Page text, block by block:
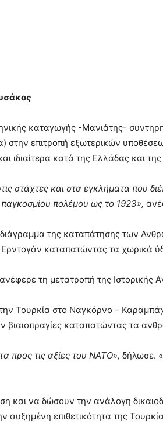
καταγωγής -Μανιάτης-
επιτροπή εξωτερικών
ιδιαίτερα κατά της Ελλάδας και
στάχτες και στα εγκλήματα που
πολέμου ως το 1923»,
της καταπάτησης των
Ερντογάν καταπατώντας τα χωρικά
τη μετατροπή της Ιστορικής
Τουρκία στο Ναγκόρνο –
βιαιοπραγίες καταπατώντας τα
προς τις αξίες του ΝΑΤΟ», δήλωσε.
και να δώσουν την ανάλογη
επιθετικότητα της